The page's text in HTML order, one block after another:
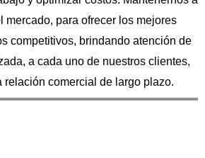
mercado, para ofrecer los mejores
competitivos, brindando atención de
a cada uno de nuestros clientes,
relación comercial de largo plazo.